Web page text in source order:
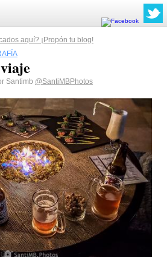
aquí? ¡Propón tu blog!
Santimb @SantiMBPhotos